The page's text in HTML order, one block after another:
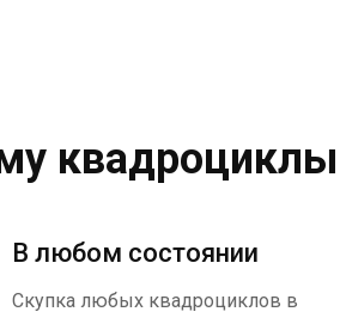
В любом состоянии
Скупка любых квадроциклов в